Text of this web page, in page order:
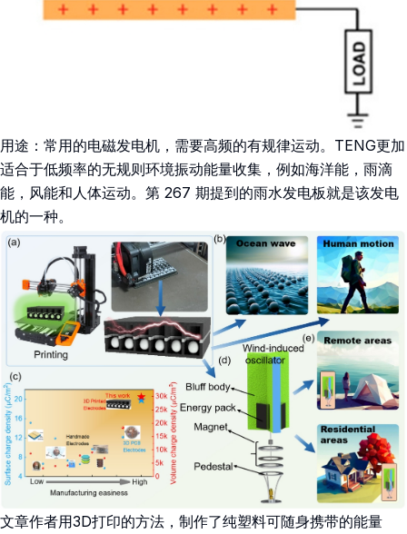
用途：常用的电磁发电机，需要高频的有规律运动。TENG更加
适合于低频率的无规则环境振动能量收集，例如海洋能，雨滴
能，风能和人体运动。第 267 期提到的雨水发电板就是该发电
机的一种。
文章作者用3D打印的方法，制作了纯塑料可随身携带的能量